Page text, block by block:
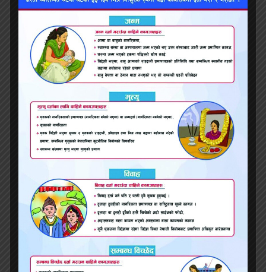
नेपालको दशकौंदेखिको हिंसात्मक राजनीतिक
इतिहासले देखाएको छ कि केवल राजनीतिक
सम्झौताले होइन ,परस्पर समझदारी र करुणायुक्त
संवादले मात्र स्थायी मेलमिलाप सम्भव हुन्छ। आजको
प्रतिस्पर्धी संसारमा आत्मकेन्द्रित प्रवृत्तिको बढ्दो
प्रभावले मानिसहरू संवेदनशून्य बन्दै गएका छन्।
स्वार्थपरक सोचले सामाजिक विषमता,मानसिक तनाव
र पारिवारिक विघटन बढाएको छ। यस्तो समयमै करुणा
नै आत्मीयता,पारस्परिक सहयोग,र विश्वासको
पुनर्स्थापनाको उपाय हो। करुणावान समाजले
परोपकार,समावेशिता र सहिष्णुताको आधारमा
सामाजिक पूँजी निर्माण गर्छ,जुन विकासको स्थायी
आधार हो।